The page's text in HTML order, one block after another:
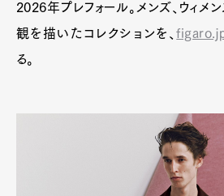
2026年プレフォール。メンズ、ウィメ
観を描いたコレクションを、
る。